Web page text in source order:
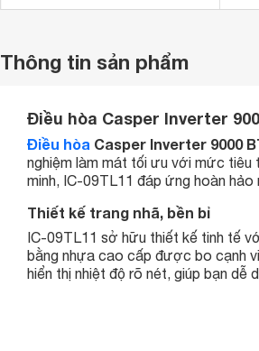
Thông tin sản phẩm
Điều hòa Casper Inverter
Điều hòa Casper Inverter 9000
nghiệm làm mát tối ưu với mức tiêu
minh, IC-09TL11 đáp ứng hoàn
Thiết kế trang nhã, bền bỉ
IC-09TL11 sở hữu thiết kế tinh tế
bằng nhựa cao cấp được bo cạnh
hiển thị nhiệt độ rõ nét, giúp bạn dễ